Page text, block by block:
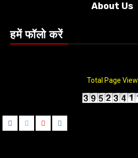
About Us
हमें फॉलो करें
Total Page View
Facebook
TwitterYoutubeinstagram